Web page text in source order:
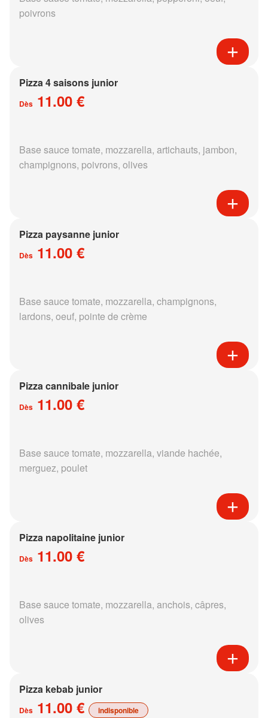
poivrons
Pizza 4 saisons junior
Dès 11.00 €
Base sauce tomate, mozzarella, artichauts, jambon,
champignons, poivrons, olives
Pizza paysanne junior
Dès 11.00 €
Base sauce tomate, mozzarella, champignons,
lardons, oeuf, pointe de crème
Pizza cannibale junior
Dès 11.00 €
Base sauce tomate, mozzarella, viande hachée,
merguez, poulet
Pizza napolitaine junior
Dès 11.00 €
Base sauce tomate, mozzarella, anchois, câpres,
olives
Pizza kebab junior
Dès 11.00 € indisponible